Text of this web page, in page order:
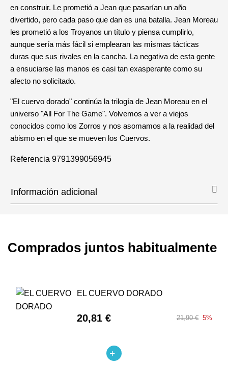
en construir. Le prometió a Jean que pasarían un año
divertido, pero cada paso que dan es una batalla. Jean Moreau
les prometió a los Troyanos un título y piensa cumplirlo,
aunque sería más fácil si emplearan las mismas tácticas
duras que sus rivales en la cancha. La negativa de esta gente
a ensuciarse las manos es casi tan exasperante como su
afecto no solicitado.
"El cuervo dorado" continúa la trilogía de Jean Moreau en el
universo "All For The Game". Volvemos a ver a viejos
conocidos como los Zorros y nos asomamos a la realidad del
abismo en el que se mueven los Cuervos.
Referencia 9791399056945
Información adicional
Comprados juntos habitualmente
EL CUERVO DORADO
20,81 € 21,90 € 5%